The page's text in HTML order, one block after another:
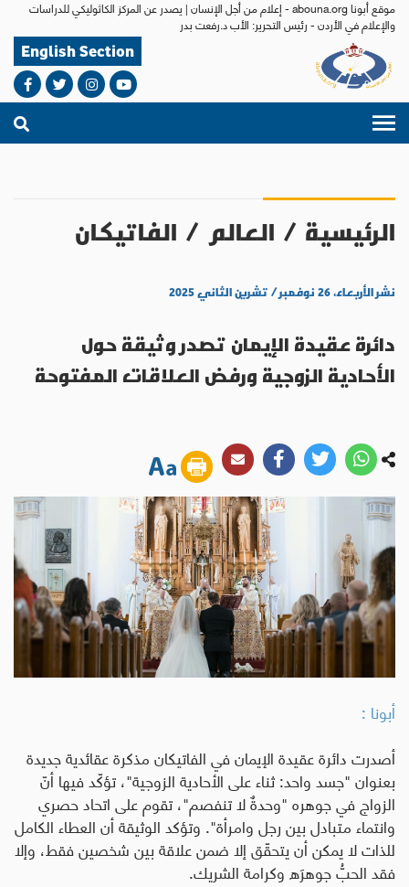
موقع أبونا abouna.org - إعلام من أجل الإنسان | يصدر عن المركز الكاثوليكي للدراسات
والإعلام في الأردن - رئيس التحرير: الأب د.رفعت بدر
English Section
الرئيسية / العالم / الفاتيكان
نشر الأربعاء، ٢٦ نوفمبر / تشرين الثاني ٢٠٢٥
دائرة عقيدة الإيمان تصدر وثيقة حول
الأحادية الزوجية ورفض العلاقات المفتوحة
أبونا :
أصدرت دائرة عقيدة الإيمان في الفاتيكان مذكرة عقائدية جديدة
بعنوان "جسد واحد: ثناء على الأحادية الزوجية"، تؤكّد فيها أنّ
الزواج في جوهره "وحدةٌ لا تنفصم"، تقوم على اتحاد حصري
وانتماء متبادل بين رجل وامرأة". وتؤكد الوثيقة أن العطاء الكامل
للذات لا يمكن أن يتحقّق إلا ضمن علاقة بين شخصين فقط، وإلا
فقد الحبُّ جوهرَه وكرامة الشريك.